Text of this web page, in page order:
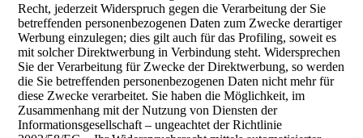
Recht, jederzeit Widerspruch gegen die Verarbeitung der Sie
betreffenden personenbezogenen Daten zum Zwecke derartiger
Werbung einzulegen; dies gilt auch für das Profiling, soweit es
mit solcher Direktwerbung in Verbindung steht. Widersprechen
Sie der Verarbeitung für Zwecke der Direktwerbung, so werden
die Sie betreffenden personenbezogenen Daten nicht mehr für
diese Zwecke verarbeitet. Sie haben die Möglichkeit, im
Zusammenhang mit der Nutzung von Diensten der
Informationsgesellschaft – ungeachtet der Richtlinie